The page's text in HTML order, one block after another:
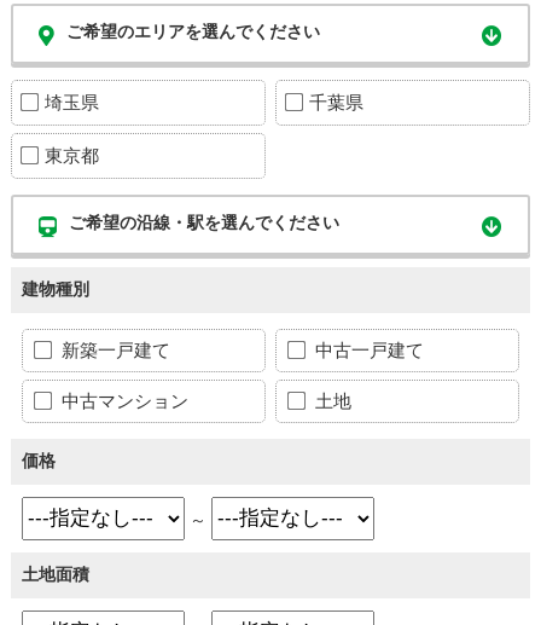
ご希望のエリアを選んでください
埼玉県 千葉県
東京都
ご希望の沿線・駅を選んでください
建物種別
新築一戸建て 中古一戸建て
中古マンション 土地
価格
～
土地面積